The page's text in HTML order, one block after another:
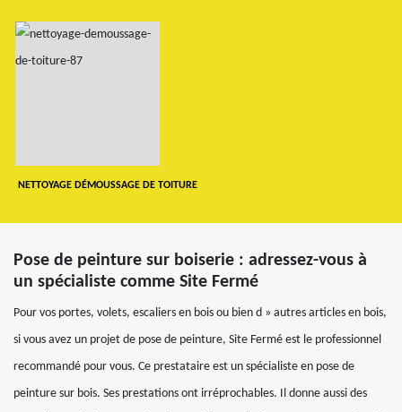
NETTOYAGE DÉMOUSSAGE DE TOITURE
Pose de peinture sur boiserie : adressez-vous à
un spécialiste comme Site Fermé
Pour vos portes, volets, escaliers en bois ou bien d » autres articles en bois,
si vous avez un projet de pose de peinture, Site Fermé est le professionnel
recommandé pour vous. Ce prestataire est un spécialiste en pose de
peinture sur bois. Ses prestations ont irréprochables. Il donne aussi des